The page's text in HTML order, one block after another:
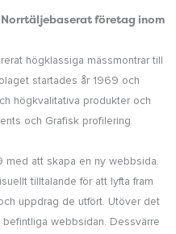
företag inom
högklassiga mässmontrar till
startades år 1969 och
högkvalitativa produkter och
och Grafisk profilering.
med att skapa en ny webbsida.
tilltalande för att lyfta fram
uppdrag de utfört. Utöver det
webbsidan. Dessvärre